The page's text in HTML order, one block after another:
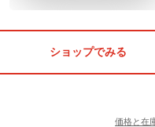
ショップでみる
価格と在